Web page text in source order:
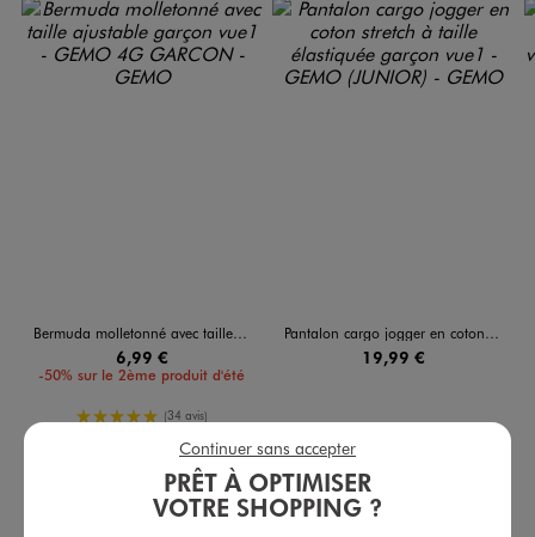
Bermuda molletonné avec taille ajustable garçon
6,99 €
-50% sur le 2ème produit d'été
5/5 de moyenne
(34 avis)
AU PANIER
Pantalon cargo jogger en coton stretch à taille élastiquée garçon
19,99 €
PRÊT À OPTIMISER
VOTRE SHOPPING ?
Continuer sans accepter